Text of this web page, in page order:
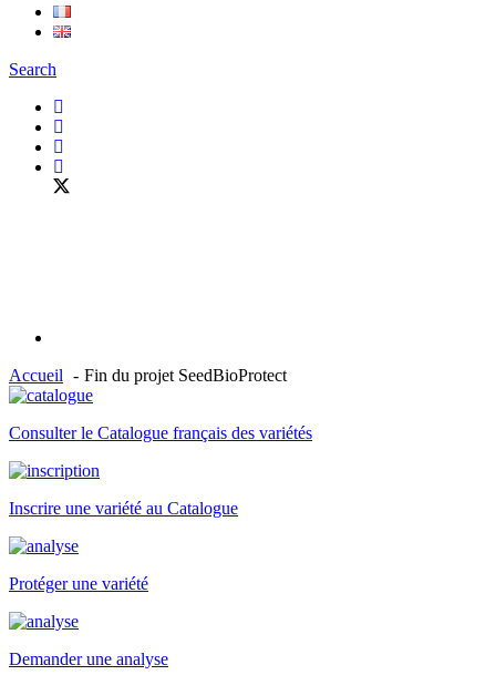
Search
Accueil Fin du projet SeedBioProtect
Consulter le Catalogue français des variétés
Inscrire une variété au Catalogue
Protéger une variété
Demander une analyse